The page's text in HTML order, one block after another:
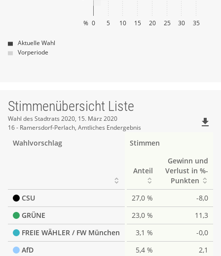
0 5 10 15 20 25 30 35
%
Aktuelle Wahl
Vorperiode
Stimmenübersicht Liste
Stimmenübersicht
Liste
Wahl des Stadtrats 2020, 15. März 2020
16 - Ramersdorf-Perlach, Amtliches Endergebnis
file_download
Wahlvorschlag Stimmen
Anteil
Gewinn und
Verlust in %-
Punkten
CSU
27,0 %
-8,0
GRÜNE
23,0 %
11,3
FREIE WÄHLER / FW München
3,1 %
-0,0
AfD
5,4 %
2,1